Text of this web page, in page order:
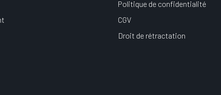
Politique de confidentialité
CGV
Droit de rétractation